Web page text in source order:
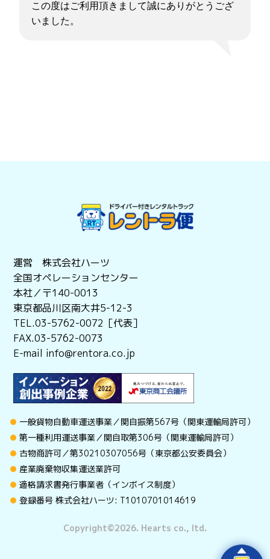
この度はご利用頂きまして誠にありがとうござ
いました。
運営 株式会社ハーツ
全国オペレーションセンター
本社／〒140-0013
東京都品川区南大井5-12-3
TEL.03-5762-0072［代表］
FAX.03-5762-0073
E-mail info@rentora.co.jp
一般貨物自動車運送事業／関自振第567号（関東運輸局許可）
第一種利用運送事業／関自取第306号（関東運輸局許可）
古物商許可／第30210307056号（東京都公安委員会）
産業廃棄物収集運送業許可
適格請求書発行事業者（インボイス制度）
登録番号 株式会社ハーツ: T1010701014619
Copyright©︎2026. Hearts co., ltd.